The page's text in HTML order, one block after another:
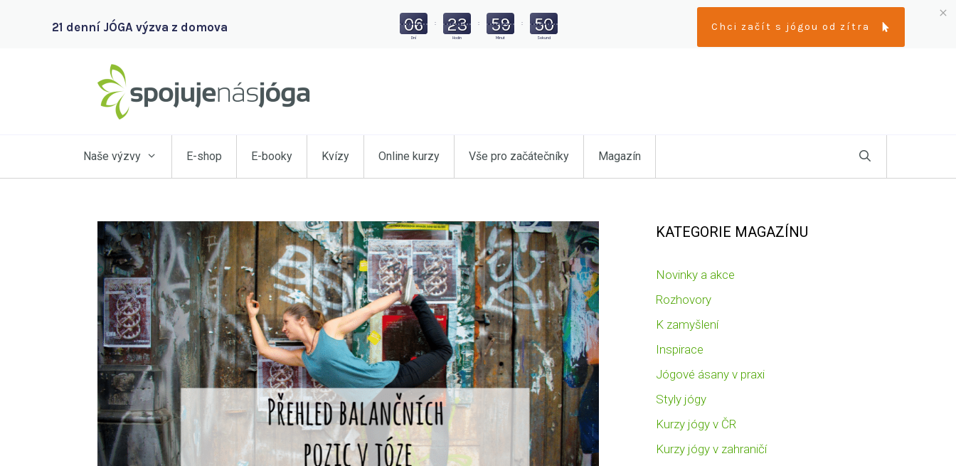
Naše výzvy E-shop E-booky Kvízy Online kurzy Vše pro začátečníky Magazín
KATEGORIE MAGAZÍNU
Novinky a akce
Rozhovory
K zamyšlení
Inspirace
Jógové ásany v praxi
Styly jógy
Kurzy jógy v ČR
Kurzy jógy v zahraničí
21 denní JÓGA výzva z domova 06
Dní
: 23
Hodin
: 59
Minut
: 49
Sekund
Chci začít s jógou od zítra